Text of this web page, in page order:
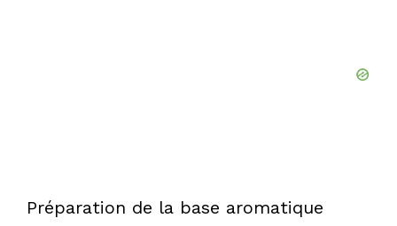
Préparation de la base aromatique